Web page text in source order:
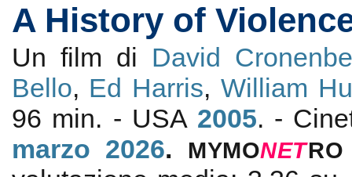
A History of
Un film di David
Bello, Ed Harris, William
96 min. - USA 2005. -
marzo 2026. MYMONETRO